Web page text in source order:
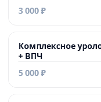
3 000 ₽
Комплексное
+ ВПЧ
5 000 ₽